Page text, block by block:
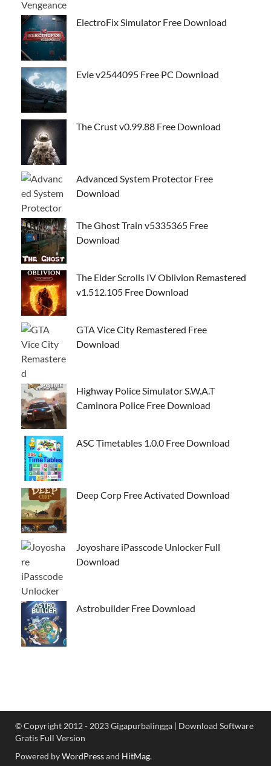
ElectroFix Simulator Free Download
Evie v2544095 Free PC Download
The Crust v0.99.88 Free Download
Advanced System Protector Free
Download
The Ghost Train v5335365 Free
Download
The Elder Scrolls IV Oblivion Remastered
v1.512.105 Free Download
GTA Vice City Remastered Free
Download
Highway Police Simulator S.W.A.T
Caminora Police Free Download
ASC Timetables 1.0.0 Free Download
Deep Corp Free Activated Download
Joyoshare iPasscode Unlocker Full
Download
Astrobuilder Free Download
© Copyright 2012 - 2023 Gigapurbalingga | Download Software
Gratis Full Version
Powered byWordPressand HitMag.